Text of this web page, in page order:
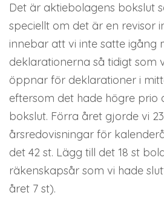
Det är aktiebolagens bokslut
speciellt om det är en revisor
innebar att vi inte satte igång
deklarationerna så tidigt som
öppnar för deklarationer i
eftersom det hade högre prio
bokslut. Förra året gjorde vi
årsredovisningar för
det 42 st. Lägg till det 18 st
räkenskapsår som vi hade
året 7 st).